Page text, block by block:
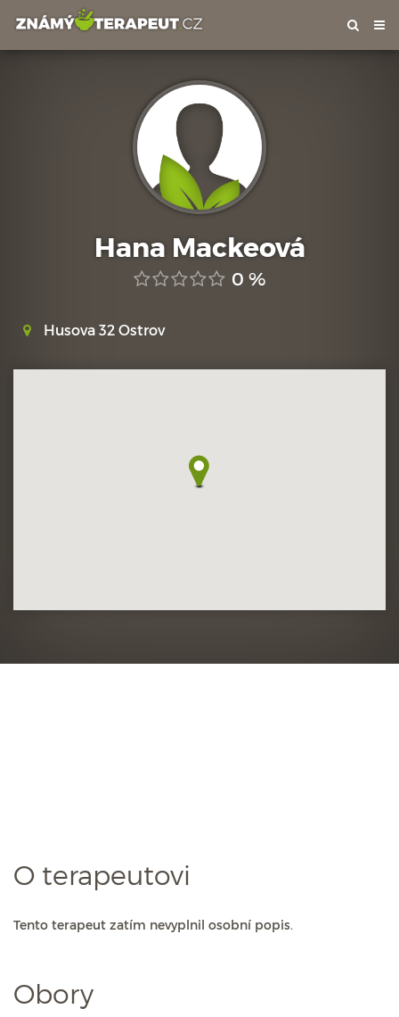
Hana Mackeová
0 %
Husova 32 Ostrov
O terapeutovi
Tento terapeut zatím nevyplnil osobní popis.
Obory